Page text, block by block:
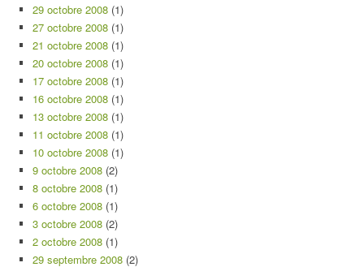
29 octobre 2008 (1)
27 octobre 2008 (1)
21 octobre 2008 (1)
20 octobre 2008 (1)
17 octobre 2008 (1)
16 octobre 2008 (1)
13 octobre 2008 (1)
11 octobre 2008 (1)
10 octobre 2008 (1)
9 octobre 2008 (2)
8 octobre 2008 (1)
6 octobre 2008 (1)
3 octobre 2008 (2)
2 octobre 2008 (1)
29 septembre 2008 (2)